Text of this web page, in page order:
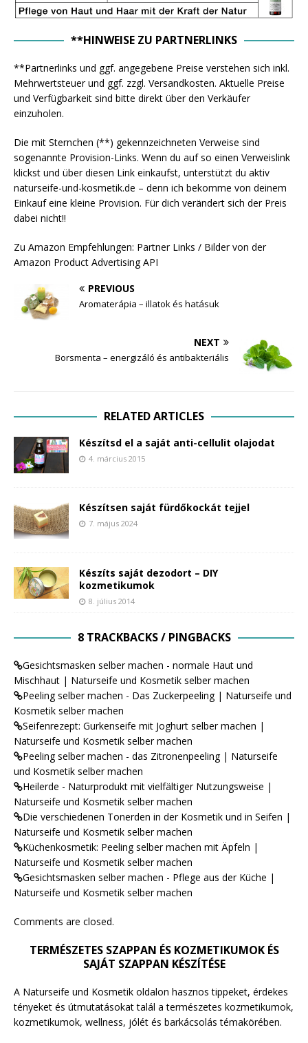
**HINWEISE ZU PARTNERLINKS
**Partnerlinks und ggf. angegebene Preise verstehen sich inkl.
Mehrwertsteuer und ggf. zzgl. Versandkosten. Aktuelle Preise
und Verfügbarkeit sind bitte direkt über den Verkäufer
einzuholen.
Die mit Sternchen (**) gekennzeichneten Verweise sind
sogenannte Provision-Links. Wenn du auf so einen Verweislink
klickst und über diesen Link einkaufst, unterstützt du aktiv
naturseife-und-kosmetik.de – denn ich bekomme von deinem
Einkauf eine kleine Provision. Für dich verändert sich der Preis
dabei nicht!!
Zu Amazon Empfehlungen: Partner Links / Bilder von der
Amazon Product Advertising API
PREVIOUS
Aromaterápia – illatok és hatásuk
NEXT
Borsmenta – energizáló és antibakteriális
RELATED ARTICLES
Készítsd el a saját anti-cellulit olajodat
4. március 2015
Készítsen saját fürdőkockát tejjel
7. május 2024
Készíts saját dezodort – DIY
kozmetikumok
8. július 2014
8 TRACKBACKS / PINGBACKS
Gesichtsmasken selber machen - normale Haut und
Mischhaut | Naturseife und Kosmetik selber machen
Peeling selber machen - Das Zuckerpeeling | Naturseife und
Kosmetik selber machen
Seifenrezept: Gurkenseife mit Joghurt selber machen |
Naturseife und Kosmetik selber machen
Peeling selber machen - das Zitronenpeeling | Naturseife
und Kosmetik selber machen
Heilerde - Naturprodukt mit vielfältiger Nutzungsweise |
Naturseife und Kosmetik selber machen
Die verschiedenen Tonerden in der Kosmetik und in Seifen |
Naturseife und Kosmetik selber machen
Küchenkosmetik: Peeling selber machen mit Äpfeln |
Naturseife und Kosmetik selber machen
Gesichtsmasken selber machen - Pflege aus der Küche |
Naturseife und Kosmetik selber machen
Comments are closed.
TERMÉSZETES SZAPPAN ÉS KOZMETIKUMOK ÉS
SAJÁT SZAPPAN KÉSZÍTÉSE
A Naturseife und Kosmetik oldalon hasznos tippeket, érdekes
tényeket és útmutatásokat talál a természetes kozmetikumok,
kozmetikumok, wellness, jólét és barkácsolás témakörében.